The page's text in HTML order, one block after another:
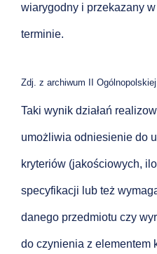
wiarygodny i przekazany
terminie.
Zdj. z archiwum II
Taki wynik działań
umożliwia odniesienie do
kryteriów (jakościowych,
specyfikacji lub też
danego przedmiotu czy
do czynienia z elementem